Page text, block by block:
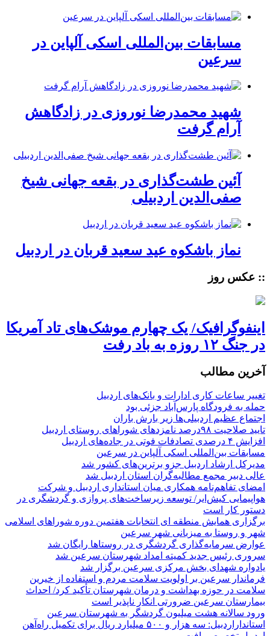
مسابقات بین‌المللی اسکی آلپاین در
سرعین
شهید محمدرضا نوروزی در زادگاهش
آرام گرفت
آئین طشت‌گذاری در بقعه جهانی شیخ
صفی‌الدین اردبیلی
نماز باشکوه عید سعید قربان در اردبیل
:: عکس روز
اینفوگرافیک/ یک چهارم موشک‌های تاد آمریکا
در جنگ ۱۲ روزه به باد رفت
آخرین مطالب
تغییر ساعات کاری ادارات و بانک‌های اردبیل
حمله به فرودگاه پارس‌‌آباد جزئی بود
اجتماع عظیم اردبیلی‌ها زیر بارش باران
تایید صلاحیت ۹۸درصد نامزدهای شوراهای روستای اردبیل
افزایش ۴ درصدی تصادفات فوتی در جاده‌های اردبیل
مسابقات بین‌المللی اسکی آلپاین در سرعین
مدیرکل ارشاد اردبیل جزو برترین‌های کشور شد
عالی دبیر مجمع مطالبه‌گران استان اردبیل شد
امضای تفاهم‌نامه همکاری میان استانداری اردبیل و شرکت
هواپیمایی کیش‌ایر/ توسعه زیرساخت‌های پروازی و گردشگری در
دستور کار است
برگزاری همایش منطقه ای انتخابات هفتمین دوره شوراهای اسلامی
شهر و روستا به میزبانی شهر سرعین
عوارض سرمایه‌گذاری گردشگری در روستاها رایگان شد
سروری رئیس جدید کمیته امداد شهرستان سرعین شد
یادواره شهدای بخش مرکزی سرعین برگزار شد
فرماندار سرعین بر اولویت سلامت مردم و استفاده از خیرین
سلامت در حوزه بهداشت و درمان شهرستان تأکید کرد/ احداث
بیمارستان سرعین ضرورتی انکار ناپذیر است
ورود سالانه هشت میلیون گردشگر به شهرستان سرعین
استانداراردبیل: سه هزار و ۵۰۰ میلیارد ریال برای تکمیل راه‌آهن